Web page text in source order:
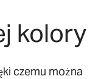
kolory
czemu można